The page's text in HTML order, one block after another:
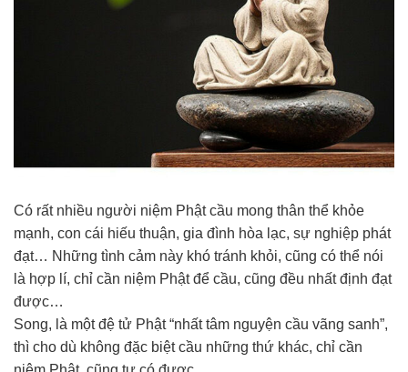
Có rất nhiều người niệm Phật cầu mong thân thể khỏe
mạnh, con cái hiếu thuận, gia đình hòa lạc, sự nghiệp phát
đạt… Những tình cảm này khó tránh khỏi, cũng có thể nói
là hợp lí, chỉ cần niệm Phật để cầu, cũng đều nhất định đạt
được…
Song, là một đệ tử Phật “nhất tâm nguyện cầu vãng sanh”,
thì cho dù không đặc biệt cầu những thứ khác, chỉ cần